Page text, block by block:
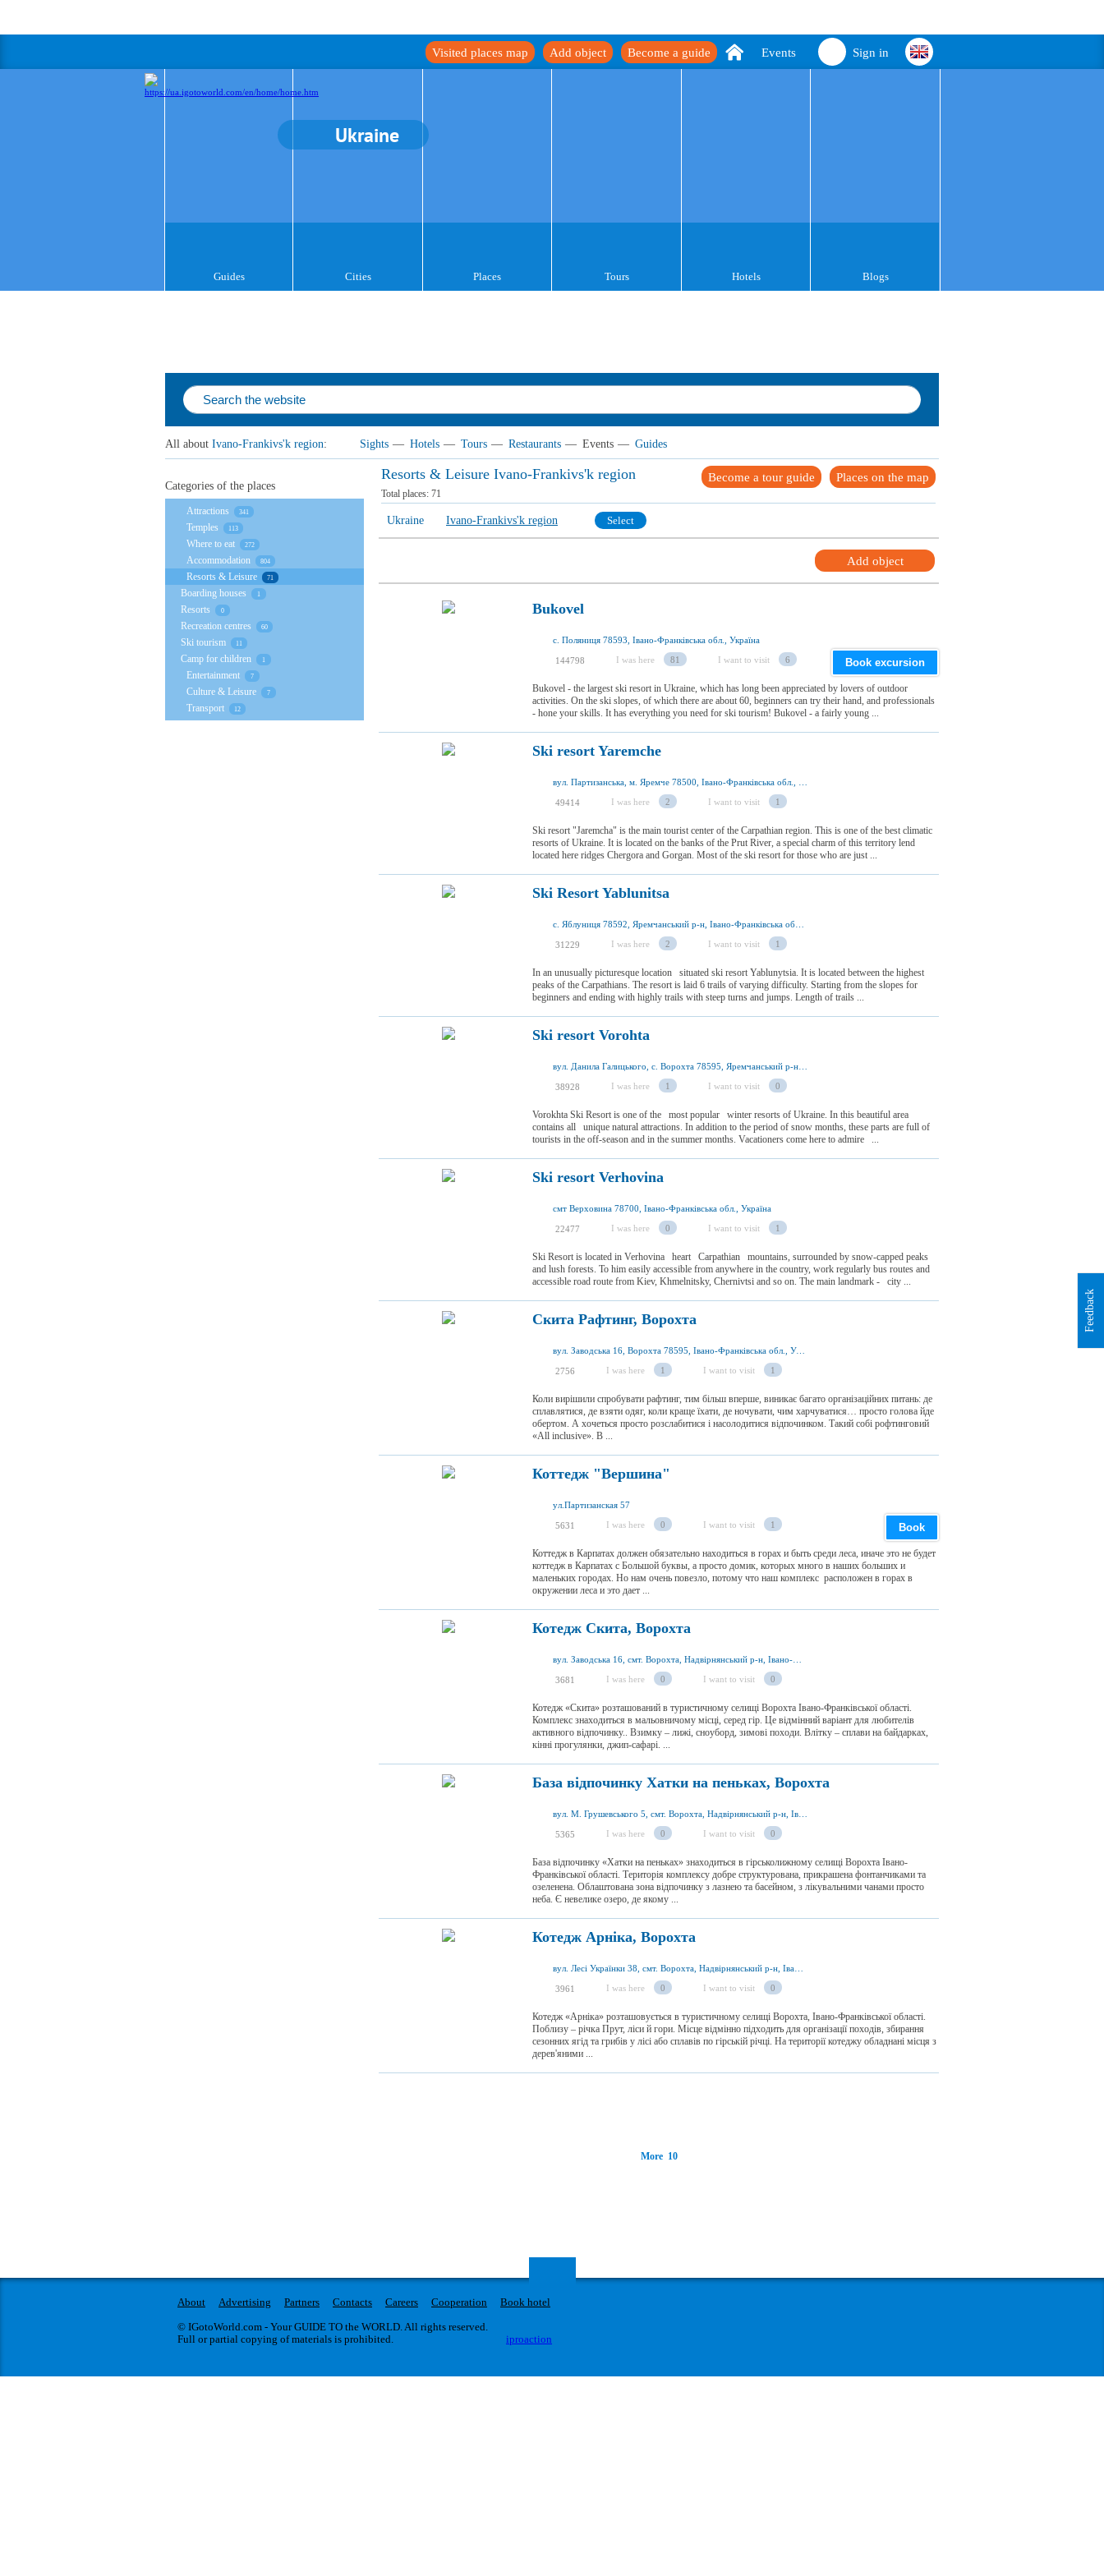
Sign in
Events
Become a guide
Add object
Visited places map
Ukraine
Guides Cities Places Tours Hotels Blogs
All about Ivano-Frankivs'k region: Sights — Hotels — Tours — Restaurants — Events — Guides
Resorts & Leisure Ivano-Frankivs'k region Places on the map
Become a tour guide
Total places: 71
Ukraine Ivano-Frankivs'k region Select
Add object
Bukovel
с. Поляниця 78593, Івано-Франківська обл., Україна
144798 I was here 81 I want to visit 6 Book excursion
Bukovel - the largest ski resort in Ukraine, which has long been appreciated by lovers of outdoor
activities. On the ski slopes, of which there are about 60, beginners can try their hand, and professionals
- hone your skills. It has everything you need for ski tourism! Bukovel - a fairly young ...
Ski resort Yaremche
49414 I was here 2 I want to visit 1
Ski resort "Jaremcha" is the main tourist center of the Carpathian region. This is one of the best climatic
resorts of Ukraine. It is located on the banks of the Prut River, a special charm of this territory lend
located here ridges Chergora and Gorgan. Most of the ski resort for those who are just ...
Ski Resort Yablunitsa
31229 I was here 2 I want to visit 1
In an unusually picturesque location situated ski resort Yablunytsia. It is located between the highest
peaks of the Carpathians. The resort is laid 6 trails of varying difficulty. Starting from the slopes for
beginners and ending with highly trails with steep turns and jumps. Length of trails ...
Ski resort Vorohta
38928 I was here 1 I want to visit 0
Vorokhta Ski Resort is one of the most popular winter resorts of Ukraine. In this beautiful area
contains all unique natural attractions. In addition to the period of snow months, these parts are full of
tourists in the off-season and in the summer months. Vacationers come here to admire ...
Ski resort Verhovina
смт Верховина 78700, Івано-Франківська обл., Україна
22477 I was here 0 I want to visit 1
Ski Resort is located in Verhovina heart Carpathian mountains, surrounded by snow-capped peaks
and lush forests. To him easily accessible from anywhere in the country, work regularly bus routes and
accessible road route from Kiev, Khmelnitsky, Chernivtsi and so on. The main landmark - city ...
Скита Рафтинг, Ворохта
вул. Заводська 16, Ворохта 78595, Івано-Франківська обл., Україна
2756 I was here 1 I want to visit 1
Коли вирішили спробувати рафтинг, тим більш вперше, виникає багато організаційних питань: де
сплавлятися, де взяти одяг, коли краще їхати, де ночувати, чим харчуватися… просто голова йде
обертом. А хочеться просто розслабитися і насолодитися відпочинком. Такий собі рофтинговий
«All inclusive». В ...
Коттедж "Вершина"
ул.Партизанская 57
5631 I was here 0 I want to visit 1 Book
Коттедж в Карпатах должен обязательно находиться в горах и быть среди леса, иначе это не будет
коттедж в Карпатах с Большой буквы, а просто домик, которых много в наших больших и
маленьких городах. Но нам очень повезло, потому что наш комплекс расположен в горах в
окружении леса и это дает ...
Котедж Скита, Ворохта
3681 I was here 0 I want to visit 0
Котедж «Скита» розташований в туристичному селищі Ворохта Івано-Франківської області.
Комплекс знаходиться в мальовничому місці, серед гір. Це відмінний варіант для любителів
активного відпочинку.. Взимку – лижі, сноуборд, зимові походи. Влітку – сплави на байдарках,
кінні прогулянки, джип-сафарі. ...
База відпочинку Хатки на пеньках, Ворохта
5365 I was here 0 I want to visit 0
База відпочинку «Хатки на пеньках» знаходиться в гірськолижному селищі Ворохта Івано-
Франківської області. Територія комплексу добре структурована, прикрашена фонтанчиками та
озеленена. Облаштована зона відпочинку з лазнею та басейном, з лікувальними чанами просто
неба. Є невелике озеро, де якому ...
Котедж Арніка, Ворохта
3961 I was here 0 I want to visit 0
Котедж «Арніка» розташовується в туристичному селищі Ворохта, Івано-Франківської області.
Поблизу – річка Прут, ліси й гори. Місце відмінно підходить для організації походів, збирання
сезонних ягід та грибів у лісі або сплавів по гірській річці. На території котеджу обладнані місця з
дерев'яними ...
More 10
Categories of the places
Attractions 341
Temples 113
Where to eat 272
Accommodation 804
Resorts & Leisure 71
Boarding houses 1
Resorts 0
Recreation centres 60
Ski tourism 11
Camp for children 1
Entertainment 7
Culture & Leisure 7
Transport 12
About Advertising Partners Contacts Careers Cooperation
Book hotel
© IGotoWorld.com - Your GUIDE TO the WORLD. All rights reserved.
Full or partial copying of materials is prohibited.
iproaction
Feedback